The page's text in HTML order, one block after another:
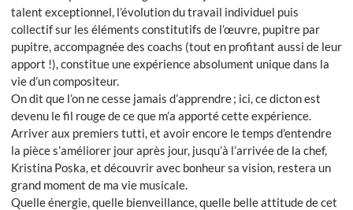
talent exceptionnel, l’évolution du travail individuel puis
collectif sur les éléments constitutifs de l’œuvre, pupitre par
pupitre, accompagnée des coachs (tout en profitant aussi de leur
apport !), constitue une expérience absolument unique dans la
vie d’un compositeur.
On dit que l’on ne cesse jamais d’apprendre ; ici, ce dicton est
devenu le fil rouge de ce que m’a apporté cette expérience.
Arriver aux premiers tutti, et avoir encore le temps d’entendre
la pièce s’améliorer jour après jour, jusqu’à l’arrivée de la chef,
Kristina Poska, et découvrir avec bonheur sa vision, restera un
grand moment de ma vie musicale.
Quelle énergie, quelle bienveillance, quelle belle attitude de cet